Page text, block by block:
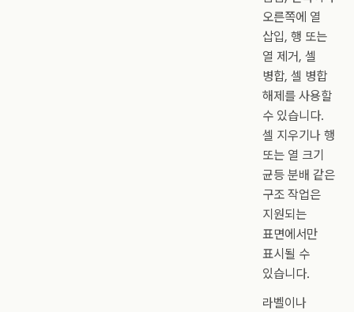
오른쪽에 열
삽입, 행 또는
열 제거, 셀
병합, 셀 병합
해제를 사용할
수 있습니다.
셀 지우기나 행
또는 열 크기
균등 분배 같은
구조 작업은
지원되는
표면에서만
표시될 수
있습니다.
라벨이나